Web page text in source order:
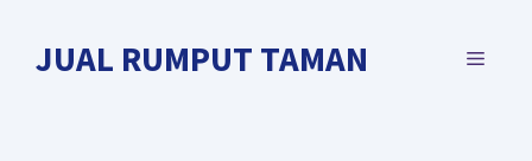
JUAL RUMPUT TAMAN MENU